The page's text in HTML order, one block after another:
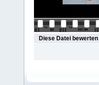
Diese Datei bewerten